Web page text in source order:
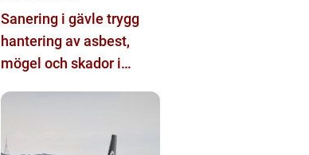
Sanering i gävle trygg
hantering av asbest,
mögel och skador i